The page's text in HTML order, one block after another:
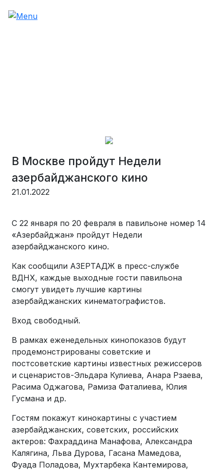
В Москве пройдут Недели
азербайджанского кино
21.01.2022
С 22 января по 20 февраля в павильоне номер 14
«Азербайджан» пройдут Недели
азербайджанского кино.
Как сообщили АЗЕРТАДЖ в пресс-службе
ВДНХ, каждые выходные гости павильона
смогут увидеть лучшие картины
азербайджанских кинематографистов.
Вход свободный.
В рамках еженедельных кинопоказов будут
продемонстрированы советские и
постсоветские картины известных режиссеров
и сценаристов-Эльдара Кулиева, Анара Рзаева,
Расима Оджагова, Рамиза Фаталиева, Юлия
Гусмана и др.
Гостям покажут кинокартины с участием
азербайджанских, советских, российских
актеров: Фахраддина Манафова, Александра
Калягина, Льва Дурова, Гасана Мамедова,
Фуада Поладова, Мухтарбека Кантемирова,